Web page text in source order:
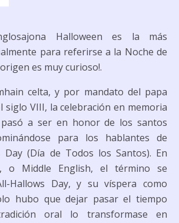
Halloween es la más
para referirse a la Noche de
es muy curioso!.
celta, y por mandato del papa
siglo VIII, la celebración en memoria
a ser en honor de los santos
para los hablantes de
Day (Día de Todos los Santos). En
o Middle English, el término se
Hallows Day, y su víspera como
hubo que dejar pasar el tiempo
oral lo transformase en